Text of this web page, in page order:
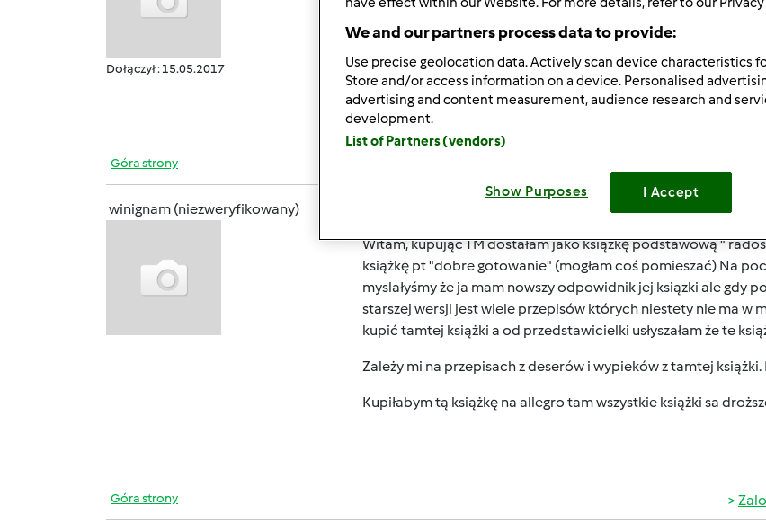
Dołączył : 15.05.2017
nachos na cieplo albo jakis makaron xd
A i sporo robiłam przetworów w tym roku na zimę:
https://kulinarneprzeboje.pl/ogorki-na-zime/
Głównie z ogórków. Uwielbiam je zimą stamiast
Góra strony
winignam (niezweryfikowany)
Witam, kupując TM dostałam jako książkę podstawową "
książkę pt "dobre gotowanie" (mogłam coś pomieszać) Na
myslałyśmy że ja mam nowszy odpowidnik jej ksiązki ale gdy
starszej wersji jest wiele przepisów których niestety nie ma w
kupić tamtej książki a od przedstawicielki usłyszałam że te
Zależy mi na przepisach z deserów i wypieków z tamtej
Kupiłabym tą książkę na allegro tam wszystkie książki sa
Góra strony
We and our partners process data to provide:
Use precise geolocation data. Actively scan device characteristics
Store and/or access information on a device. Personalised
advertising and content measurement, audience research and
development.
List of Partners (vendors)
Show Purposes I Accept